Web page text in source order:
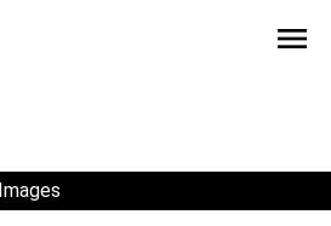
menu